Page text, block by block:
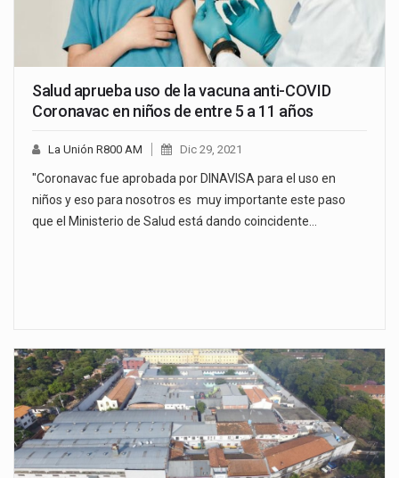
Salud aprueba uso de la vacuna anti-COVID
Coronavac en niños de entre 5 a 11 años
La Unión R800 AM Dic 29, 2021
"Coronavac fue aprobada por DINAVISA para el uso en
niños y eso para nosotros es muy importante este paso
que el Ministerio de Salud está dando coincidente…